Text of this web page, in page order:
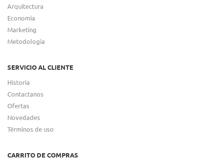
Arquitectura
Economia
Marketing
Metodologia
SERVICIO AL CLIENTE
Historia
Contactanos
Ofertas
Novedades
Términos de uso
CARRITO DE COMPRAS